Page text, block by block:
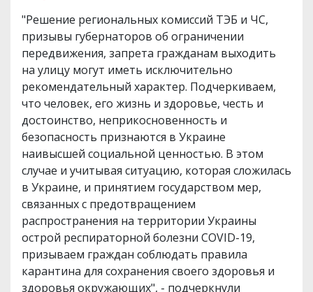
"Решение региональных комиссий ТЭБ и ЧС,
призывы губернаторов об ограничении
передвижения, запрета гражданам выходить
на улицу могут иметь исключительно
рекомендательный характер. Подчеркиваем,
что человек, его жизнь и здоровье, честь и
достоинство, неприкосновенность и
безопасность признаются в Украине
наивысшей социальной ценностью. В этом
случае и учитывая ситуацию, которая сложилась
в Украине, и принятием государством мер,
связанных с предотвращением
распространения на территории Украины
острой респираторной болезни COVID-19,
призываем граждан соблюдать правила
карантина для сохранения своего здоровья и
здоровья окружающих", - подчеркнули